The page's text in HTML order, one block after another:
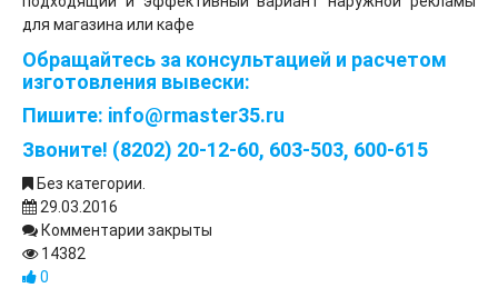
для магазина или кафе
Обращайтесь за консультацией и расчетом
изготовления вывески:
Пишите: info@rmaster35.ru
Звоните! (8202) 20-12-60, 603-503, 600-615
Без категории.
29.03.2016
Комментарии закрыты
14382
0